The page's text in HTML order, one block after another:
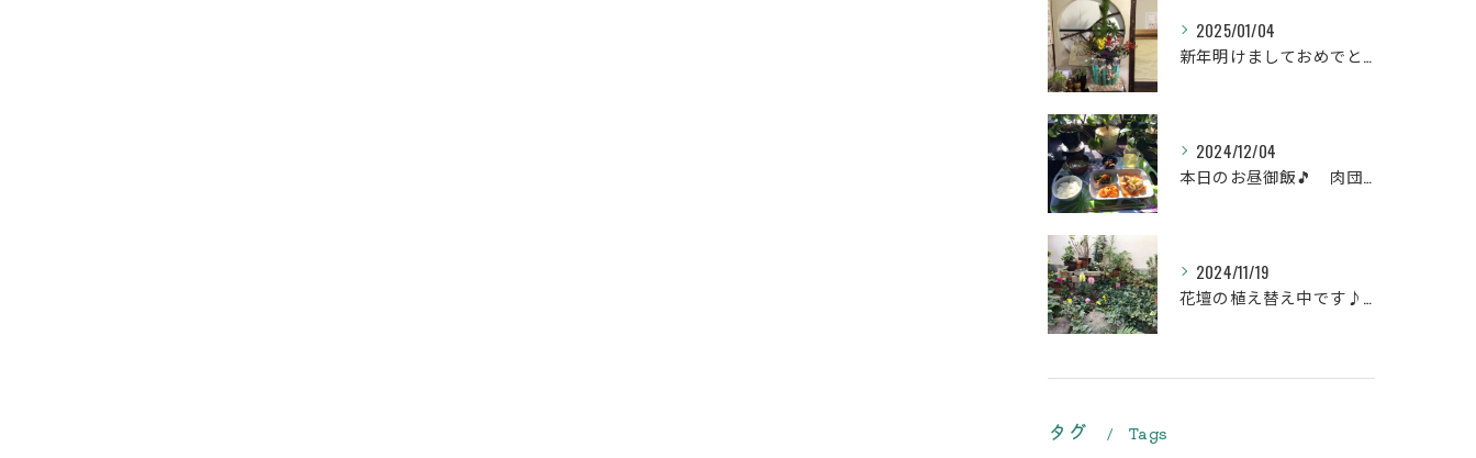
2025/01/04
新年明けましておめでとうございます
2024/12/04
本日のお昼御飯🎵 肉団子和風旨煮等などです♪
2024/11/19
花壇の植え替え中です♪綺麗な緑の花壇になりますように。
タグ Tags